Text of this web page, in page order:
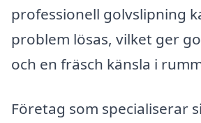
professionell golvslipning
problem lösas, vilket ger
och en fräsch känsla i
Företag som specialiserar